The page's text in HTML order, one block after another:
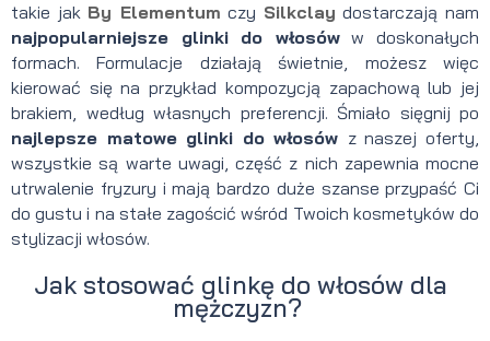
takie jak By Elementum czy Silkclay dostarczają nam
najpopularniejsze glinki do włosóww doskonałych
formach. Formulacje działają świetnie, możesz więc
kierować się na przykład kompozycją zapachową lub jej
brakiem, według własnych preferencji. Śmiało sięgnij po
najlepsze matowe glinki do włosów z naszej oferty,
wszystkie są warte uwagi, część z nich zapewnia mocne
utrwalenie fryzury i mają bardzo duże szanse przypaść Ci
do gustu i na stałe zagościć wśród Twoich kosmetyków do
stylizacji włosów.
Jak stosować glinkę do włosów dla
mężczyzn?